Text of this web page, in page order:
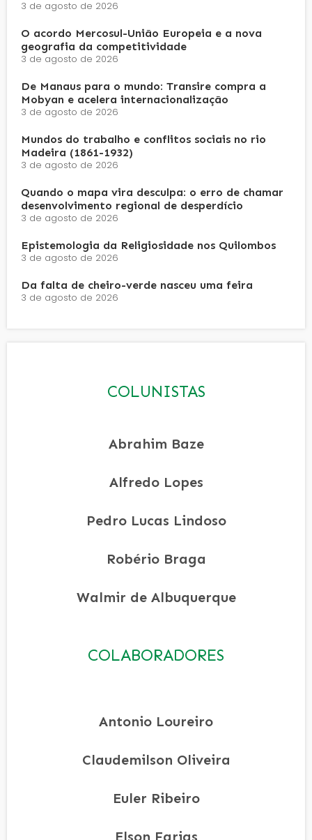
3 de agosto de 2026
O acordo Mercosul-União Europeia e a nova
geografia da competitividade
3 de agosto de 2026
De Manaus para o mundo: Transire compra a
Mobyan e acelera internacionalização
3 de agosto de 2026
Mundos do trabalho e conflitos sociais no rio
Madeira (1861-1932)
3 de agosto de 2026
Quando o mapa vira desculpa: o erro de chamar
desenvolvimento regional de desperdício
3 de agosto de 2026
Epistemologia da Religiosidade nos Quilombos
3 de agosto de 2026
Da falta de cheiro-verde nasceu uma feira
3 de agosto de 2026
COLUNISTAS
Abrahim Baze
Alfredo Lopes
Pedro Lucas Lindoso
Robério Braga
Walmir de Albuquerque
COLABORADORES
Antonio Loureiro
Claudemilson Oliveira
Euler Ribeiro